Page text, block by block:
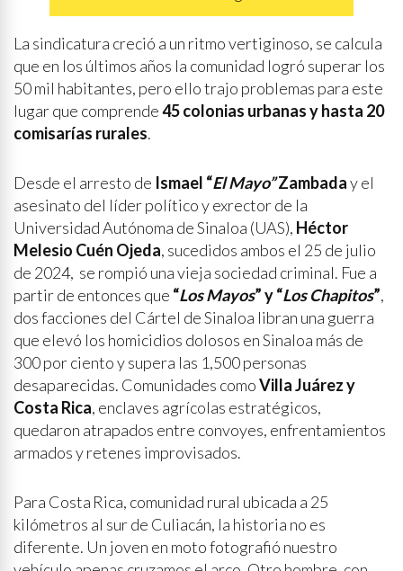
La sindicatura creció a un ritmo vertiginoso, se calcula
que en los últimos años la comunidad logró superar los
50 mil habitantes, pero ello trajo problemas para este
lugar que comprende45 colonias urbanas y hasta 20
comisarías rurales.
Desde el arresto de Ismael “El Mayo”Zambaday el
asesinato del líder político y exrector de la
Universidad Autónoma de Sinaloa (UAS), Héctor
Melesio Cuén Ojeda, sucedidos ambos el 25 de julio
de 2024, se rompió una vieja sociedad criminal. Fue a
partir de entonces que “Los Mayos” y “Los Chapitos”,
dos facciones del Cártel de Sinaloa libran una guerra
que elevó los homicidios dolosos en Sinaloa más de
300 por ciento y supera las 1,500 personas
desaparecidas. Comunidades comoVilla Juárez y
Costa Rica, enclaves agrícolas estratégicos,
quedaron atrapados entre convoyes, enfrentamientos
armados y retenes improvisados.
Para Costa Rica, comunidad rural ubicada a 25
kilómetros al sur de Culiacán, la historia no es
diferente. Un joven en moto fotografió nuestro